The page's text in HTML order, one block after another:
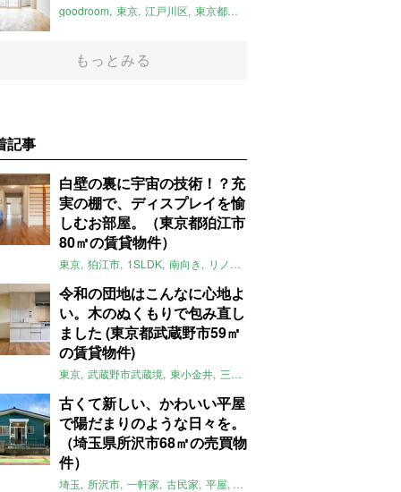
goodroom 東京 江戸川区 東京都住宅供給公社
もっとみる
記事
白壁の裏に宇宙の技術！？充
実の棚で、ディスプレイを愉
しむお部屋。（東京都狛江市
80㎡の賃貸物件）
東京 狛江市 1SLDK 南向き リノベ
令和の団地はこんなに心地よ
い。木のぬくもりで包み直し
ました (東京都武蔵野市59㎡
の賃貸物件)
東京 武蔵野市武蔵境 東小金井 三鷹
古くて新しい、かわいい平屋
で陽だまりのような日々を。
（埼玉県所沢市68㎡の売買物
件）
埼玉 所沢市 一軒家 古民家 平屋 庭